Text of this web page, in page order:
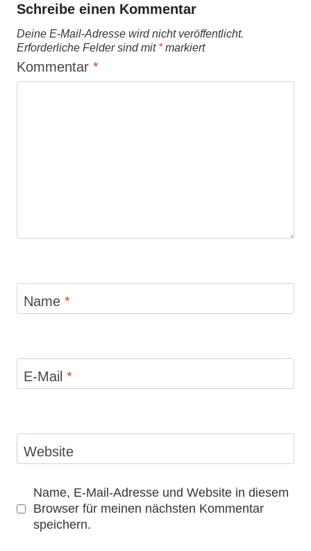
Schreibe einen Kommentar
Deine E-Mail-Adresse wird nicht veröffentlicht.
Erforderliche Felder sind mit *markiert
Kommentar *
Name *
E-Mail *
Website
Name, E-Mail-Adresse und Website in diesem
Browser für meinen nächsten Kommentar
speichern.